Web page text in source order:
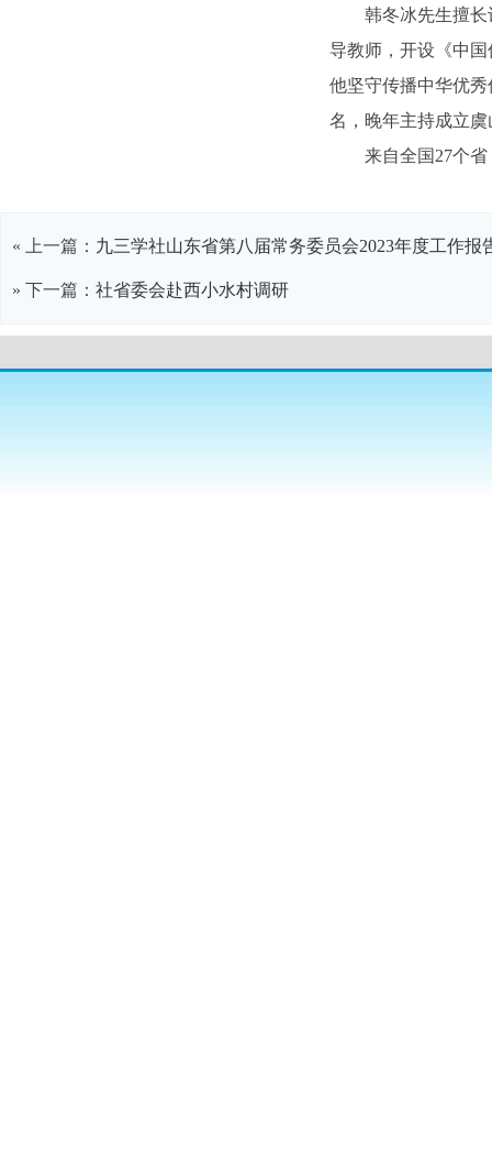
韩冬冰先生擅长
导教师，开设《中
他坚守传播中华优
名，晚年主持成立虞
来自全国27个
« 上一篇： 九三学社山东省第八届常务委员会2023年度工作报
» 下一篇： 社省委会赴西小水村调研